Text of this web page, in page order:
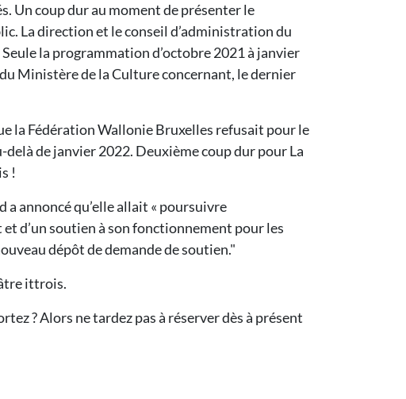
Un coup dur au moment de présenter le
La direction et le conseil d’administration du
la programmation d’octobre 2021 à janvier
Ministère de la Culture concernant, le dernier
la Fédération Wallonie Bruxelles refusait pour le
de janvier 2022. Deuxième coup dur pour La
!
annoncé qu’elle allait « poursuivre
d’un soutien à son fonctionnement pour les
dépôt de demande de soutien."
ittrois.
? Alors ne tardez pas à réserver dès à présent